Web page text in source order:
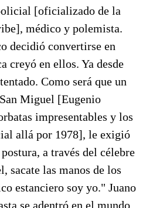
[oficializado de la
médico y polemista.
decidió convertirse en
creyó en ellos. Ya desde
Como será que un
Miguel [Eugenio
impresentables y los
allá por 1978], le exigió
a través del célebre
sacate las manos de los
estanciero soy yo." Juano
se adentró en el mundo